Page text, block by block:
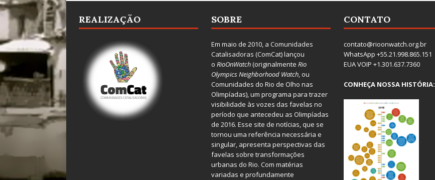
REALIZAÇÃO SOBRE
Em maio de 2010, a Comunidades
Catalisadoras (ComCat) lançou
o RioOnWatch(originalmente Rio
Olympics Neighborhood Watch, ou
Comunidades do Rio de Olho nas
Olimpíadas), um programa para trazer
visibilidade às vozes das favelas no
período que antecedeu as Olimpíadas
de 2016. Esse site de notícias, que se
tornou uma referência necessária e
singular, apresenta perspectivas das
favelas sobre transformações
urbanas do Rio. Com matérias
variadas e profundamente
CONTATO
contato@rioonwatch.org.br
WhatsApp +55.21.998.865.151
EUA VOIP +1.301.637.7360
CONHEÇA NOSSA HISTÓRIA: